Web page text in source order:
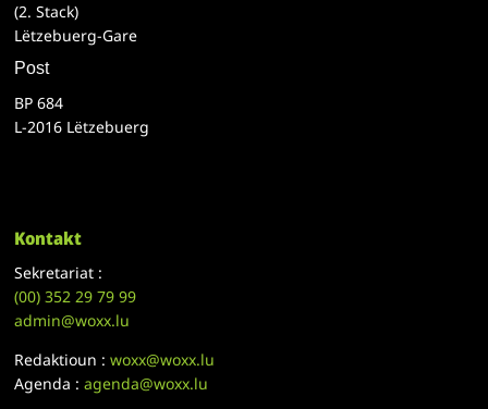
(2. Stack)
Lëtzebuerg-Gare
Post
BP 684
L-2016 Lëtzebuerg
Kontakt
Sekretariat :
(00)352 29 79 99
admin@woxx.lu
Redaktioun :woxx@woxx.lu
Agenda :agenda@woxx.lu